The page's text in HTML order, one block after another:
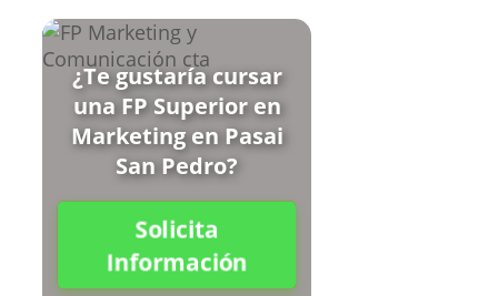
¿Te gustaría cursar
una FP Superior en
Marketing en Pasai
San Pedro?
Solicita
Información